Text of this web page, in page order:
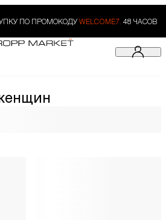
ПО ПРОМОКОДУ WELCOME7. 48 ЧАСОВ